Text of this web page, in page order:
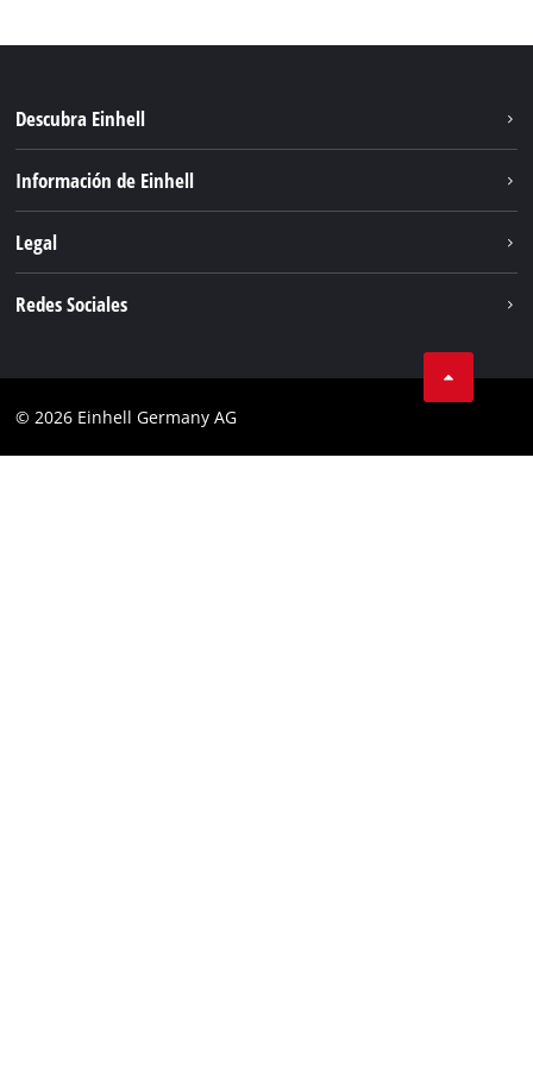
Descubra Einhell
Servicio
Información de Einhell
Legal
Cumplimiento
Redes Sociales
Tiktok
© 2026 Einhell Germany AG